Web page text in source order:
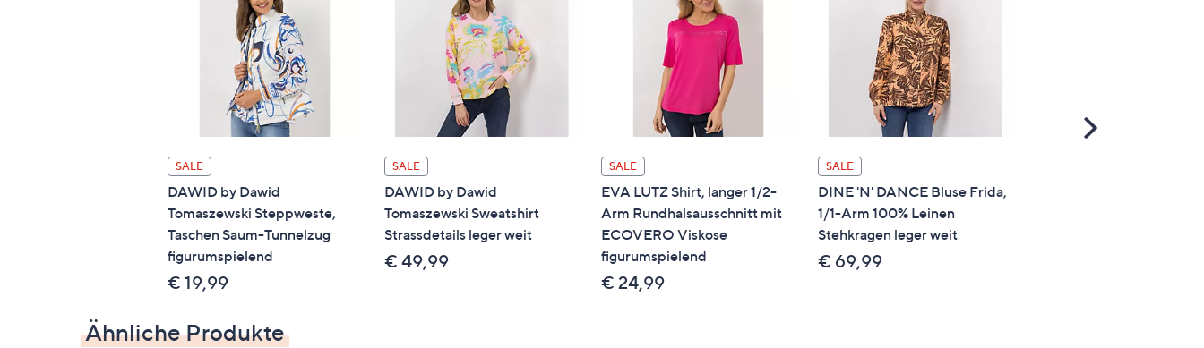
SALE
DAWID by Dawid
Tomaszewski Steppweste,
Taschen Saum-Tunnelzug
figurumspielend
€ 19,99
SALE
DAWID by Dawid
Tomaszewski Sweatshirt
Strassdetails leger weit
€ 49,99
SALE
EVA LUTZ Shirt, langer 1/2-
Arm Rundhalsausschnitt mit
ECOVERO Viskose
figurumspielend
€ 24,99
SALE
DINE 'N' DANCE Bluse Frida,
1/1-Arm 100% Leinen
Stehkragen leger weit
€ 69,99
Scroll
Ähnliche Produkte